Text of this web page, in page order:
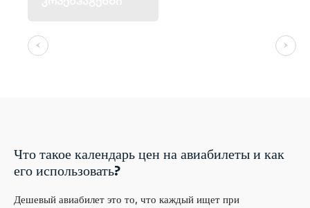
Что такое календарь цен на авиабилеты и как
его использовать?
Дешевый авиабилет это то, что каждый ищет при